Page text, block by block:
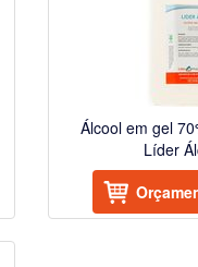
Álcool em gel
Líder